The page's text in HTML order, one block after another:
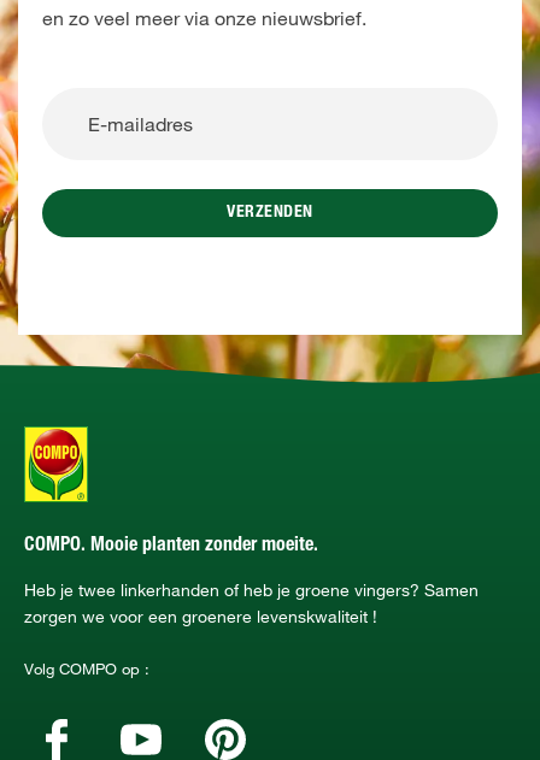
en zo veel meer via onze nieuwsbrief.
VERZENDEN
COMPO. Mooie planten zonder moeite.
Heb je twee linkerhanden of heb je groene vingers? Samen
zorgen we voor een groenere levenskwaliteit !
Volg COMPO op :